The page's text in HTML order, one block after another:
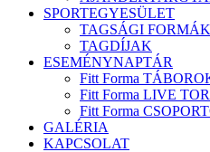
SPORTEGYESÜLET
TAGSÁGI FORMÁK
TAGDÍJAK
ESEMÉNYNAPTÁR
Fitt Forma
Fitt Forma LIVE
Fitt Forma
GALÉRIA
KAPCSOLAT